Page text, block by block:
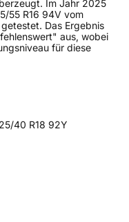
Im Jahr 2025
55 R16 94V vom
Das Ergebnis
aus, wobei
für diese
40 R18 92Y